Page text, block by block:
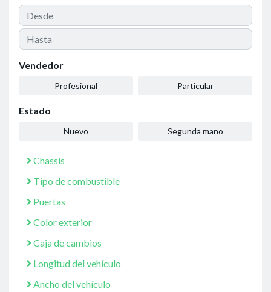
Vendedor
Profesional Particular
Estado
Nuevo Segunda mano
Chassis
Tipo de combustible
Puertas
Color exterior
Caja de cambios
Longitud del vehículo
Ancho del vehículo